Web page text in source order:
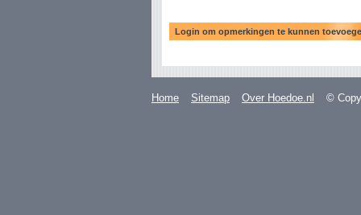
Home Sitemap Over Hoedoe.nl ©